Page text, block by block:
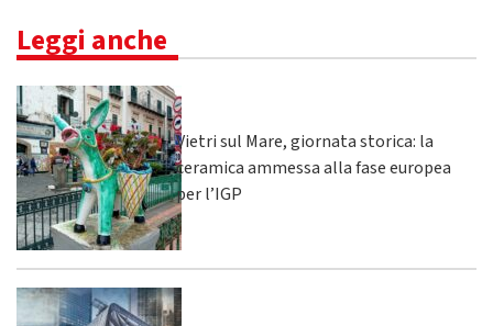
Leggi anche
Vietri sul Mare, giornata storica: la
ceramica ammessa alla fase europea
per l’IGP